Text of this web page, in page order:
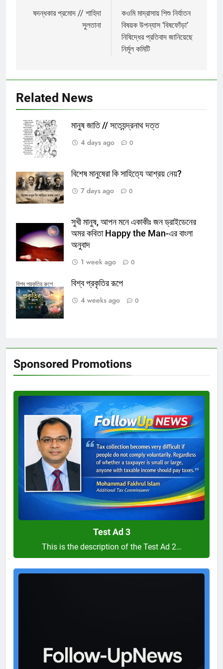
navigation
ষদন্ধকার প্রমোদ // শাহিদা
সুলতানা
কওমি মাদ্রাসায় শিশু নির্যাতন
বিষয়ক উপন্যাস ’বিষফোঁড়া’
নিষিদ্ধের প্রতিবাদ জানিয়েছে
নির্মূল কমিটি
Related News
মানুষ জাতি // সত্যেন্দ্রনাথ দত্ত
4 days ago
0
বিশেষ মানুষেরা কি সাহিত্যে আশ্রয় নেয়?
7 days ago
0
সুখী মানুষ, আপন মনে একাকীঃ জন ড্রাইডেনের
অমর কবিতা Happy the Man-এর বাংলা
অনুবাদ
1 week ago
0
বিশ্ব প্রকৃতির রুপে
বিশ্ব প্রকৃতির রূপে
4 weeks ago
0
Sponsored Promotions
Test
Ad
3
Test Ad 3
This is the description of the Test Ad 2…